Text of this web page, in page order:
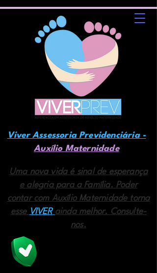
Uma nova vida é sinal de esperança
e alegria para a Família. Poder
contar com Auxílio Maternidade torna
esse VIVER ainda melhor. Consulte-
nos.
Viver Assessoria Previdenciária -
Auxílio Maternidade